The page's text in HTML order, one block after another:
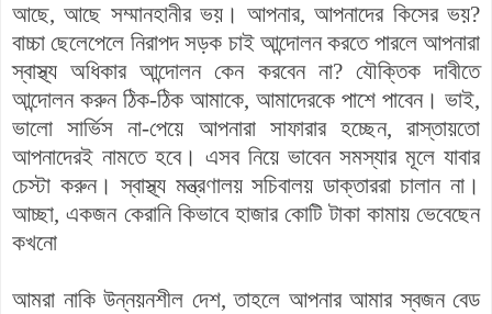
আছে, আছে সম্মানহানীর ভয়। আপনার, আপনাদের কিসের ভয়?
বাচ্চা ছেলেপেলে নিরাপদ সড়ক চাই আন্দোলন করতে পারলে আপনারা
স্বাস্থ্য অধিকার আন্দোলন কেন করবেন না? যৌক্তিক দাবীতে
আন্দোলন করুন ঠিক-ঠিক আমাকে, আমাদেরকে পাশে পাবেন। ভাই,
ভালো সার্ভিস না-পেয়ে আপনারা সাফারার হচ্ছেন, রাস্তায়তো
আপনাদেরই নামতে হবে। এসব নিয়ে ভাবেন সমস্যার মূলে যাবার
চেস্টা করুন। স্বাস্থ্য মন্ত্রণালয় সচিবালয় ডাক্তাররা চালান না।
আচ্ছা, একজন কেরানি কিভাবে হাজার কোটি টাকা কামায় ভেবেছেন
কখনো
আমরা নাকি উন্নয়নশীল দেশ, তাহলে আপনার আমার স্বজন বেড